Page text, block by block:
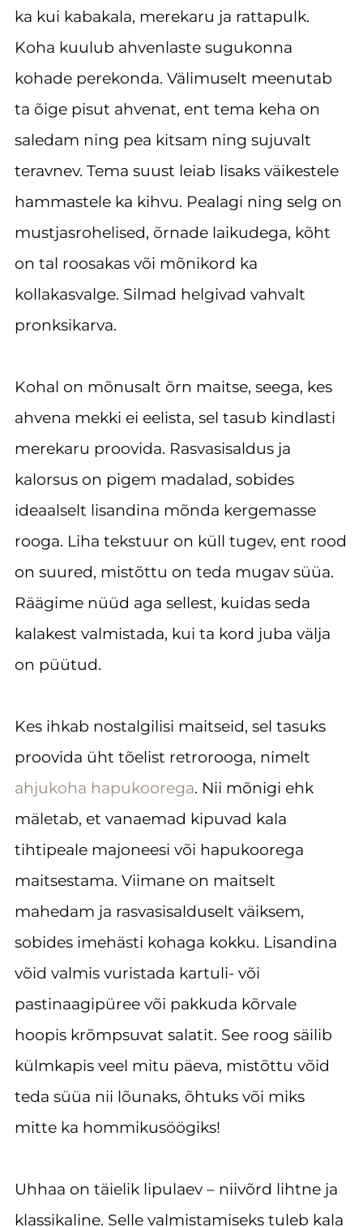
ka kui kabakala, merekaru ja rattapulk.
Koha kuulub ahvenlaste sugukonna
kohade perekonda. Välimuselt meenutab
ta õige pisut ahvenat, ent tema keha on
saledam ning pea kitsam ning sujuvalt
teravnev. Tema suust leiab lisaks väikestele
hammastele ka kihvu. Pealagi ning selg on
mustjasrohelised, õrnade laikudega, kõht
on tal roosakas või mõnikord ka
kollakasvalge. Silmad helgivad vahvalt
pronksikarva.
Kohal on mõnusalt õrn maitse, seega, kes
ahvena mekki ei eelista, sel tasub kindlasti
merekaru proovida. Rasvasisaldus ja
kalorsus on pigem madalad, sobides
ideaalselt lisandina mõnda kergemasse
rooga. Liha tekstuur on küll tugev, ent rood
on suured, mistõttu on teda mugav süüa.
Räägime nüüd aga sellest, kuidas seda
kalakest valmistada, kui ta kord juba välja
on püütud.
Kes ihkab nostalgilisi maitseid, sel tasuks
proovida üht tõelist retrorooga, nimelt
ahjukoha hapukoorega. Nii mõnigi ehk
mäletab, et vanaemad kipuvad kala
tihtipeale majoneesi või hapukoorega
maitsestama. Viimane on maitselt
mahedam ja rasvasisalduselt väiksem,
sobides imehästi kohaga kokku. Lisandina
võid valmis vuristada kartuli- või
pastinaagipüree või pakkuda kõrvale
hoopis krõmpsuvat salatit. See roog säilib
külmkapis veel mitu päeva, mistõttu võid
teda süüa nii lõunaks, õhtuks või miks
mitte ka hommikusöögiks!
Uhhaa on täielik lipulaev – niivõrd lihtne ja
klassikaline. Selle valmistamiseks tuleb kala